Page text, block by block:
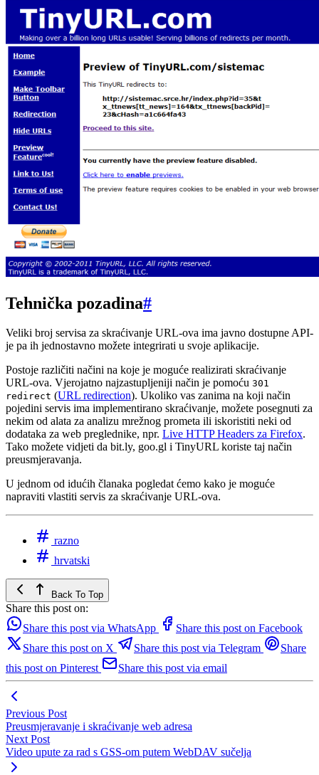
Tehnička pozadina#
Veliki broj servisa za skraćivanje URL-ova ima javno dostupne API-
je pa ih jednostavno možete integrirati u svoje aplikacije.
Postoje različiti načini na koje je moguće realizirati skraćivanje
URL-ova. Vjerojatno najzastupljeniji način je pomoću 301
redirect (URL redirection). Ukoliko vas zanima na koji način
pojedini servis ima implementirano skraćivanje, možete posegnuti za
nekim od alata za analizu mrežnog prometa ili iskoristiti neki od
dodataka za web preglednike, npr. Live HTTP Headers za Firefox.
Tako možete vidjeti da bit.ly, goo.gl i TinyURL koriste taj način
preusmjeravanja.
U jednom od idućih članaka pogledat ćemo kako je moguće
napraviti vlastiti servis za skraćivanje URL-ova.
razno
hrvatski
Back To Top
Share this post on:
Share this post via WhatsApp
Share this post on Facebook
Share this post on X
Share this post via Telegram
Share
this post on Pinterest
Share this post via email
Previous Post
Preusmjeravanje i skraćivanje web adresa
Next Post
Video upute za rad s GSS-om putem WebDAV sučelja